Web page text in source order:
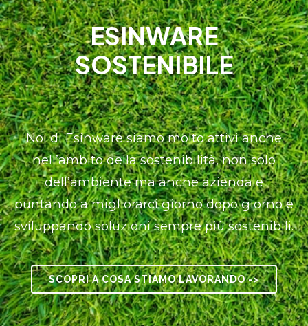
ESINWARE
SOSTENIBILE
Noi di Esinware siamo molto attivi anche
nell’ambito della sostenibilità, non solo
dell’ambiente ma anche aziendale
puntando a migliorarci giorno dopo giorno e
sviluppando soluzioni sempre più sostenibili.
SCOPRI A COSA STIAMO LAVORANDO ->